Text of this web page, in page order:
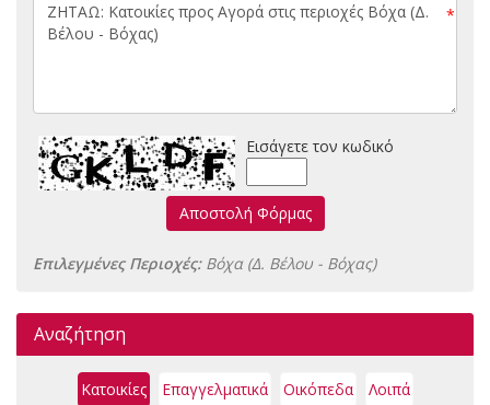
*
Εισάγετε τον κωδικό
Αποστολή Φόρμας
Επιλεγμένες Περιοχές: Βόχα (Δ. Βέλου - Βόχας)
Αναζήτηση
Κατοικίες Επαγγελματικά Οικόπεδα Λοιπά